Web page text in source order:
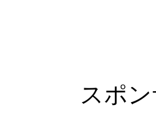
スポ